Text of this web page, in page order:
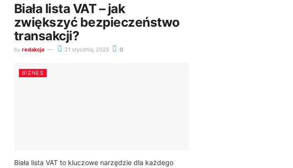
Biała lista VAT – jak
zwiększyć bezpieczeństwo
transakcji?
by redakcja 21 stycznia, 2025 0
BIZNES
Biała lista VAT to kluczowe narzędzie dla każdego